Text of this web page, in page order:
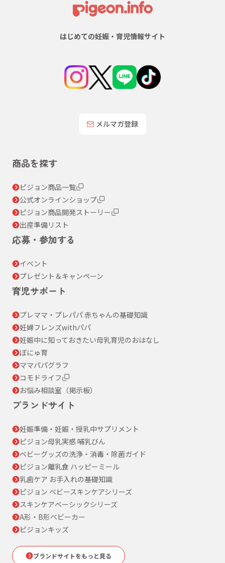
はじめての妊娠・育児情報サイト
メルマガ登録
商品を探す
ピジョン商品一覧
公式オンラインショップ
ピジョン商品開発ストーリー
出産準備リスト
応募・参加する
イベント
プレゼント＆キャンペーン
育児サポート
プレママ・プレパパ 赤ちゃんの基礎知識
妊婦フレンズwithパパ
妊娠中に知っておきたい母乳育児のおはなし
ぼにゅ育
ママパパグラフ
コモドライフ
お悩み相談室（掲示板）
ブランドサイト
妊娠準備・妊娠・授乳中サプリメント
ピジョン母乳実感 哺乳びん
ベビーグッズの洗浄・消毒・除菌ガイド
ピジョン離乳食 ハッピーミール
乳歯ケア お手入れの基礎知識
ピジョン ベビースキンケアシリーズ
スキンケアベーシックシリーズ
A形・B形ベビーカー
ピジョンキッズ
ブランドサイトをもっと見る